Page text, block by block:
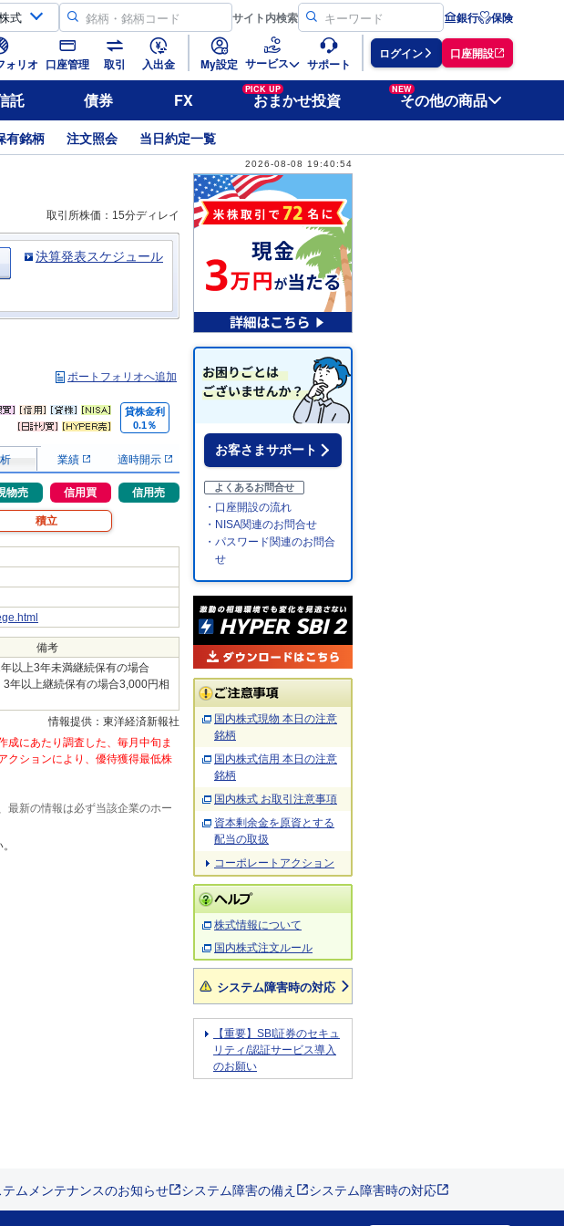
サイト内検索 銀行 保険
ォリオ 口座管理 取引 入出金 My設定 サービス サポート
ログイン 口座開設
託 債券 FX
PICK UP
おまかせ投資
NEW
その他の商品
有銘柄 注文照会 当日約定一覧
2026-08-08 19:40:54
取引所株価：15分ディレイ
決算発表スケジュール
ポートフォリオへ追加
貸株金利
0.1％
業績 適時開示
物売 信用買 信用売
積立
備考
以上3年未満継続保有の場合
年以上継続保有の場合3,000円相
情報提供：東洋経済新報社
にあたり調査した、毎月中旬ま
クションにより、優待獲得最低株
最新の情報は必ず当該企業のホー
お客さまサポート
よくあるお問合せ
・口座開設の流れ
・NISA関連のお問合せ
・パスワード関連のお問合
せ
国内株式現物 本日の注意
銘柄
国内株式信用 本日の注意
銘柄
国内株式 お取引注意事項
資本剰余金を原資とする
配当の取扱
コーポレートアクション
株式情報について
国内株式注文ルール
システム障害時の対応
【重要】SBI証券のセキュ
リティ/認証サービス導入
のお願い
ムメンテナンスのお知らせ システム障害の備え システム障害時の対応